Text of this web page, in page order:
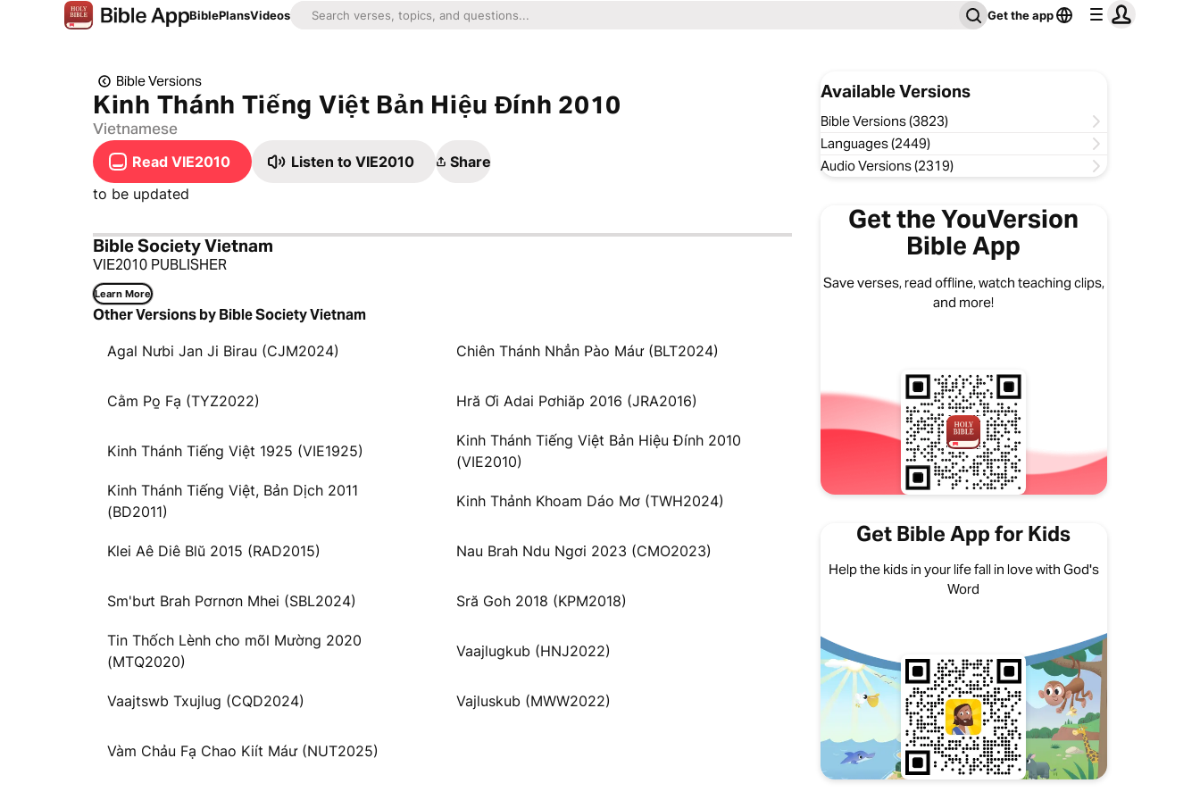
BiblePlansVideos Get the app
Bible Versions
Kinh Thánh Tiếng Việt Bản Hiệu Đính 2010
Vietnamese
Read VIE2010 Listen to VIE2010
Share
to be updated
Bible Society Vietnam
VIE2010 PUBLISHER
Learn More
Other Versions by Bible Society Vietnam
Agal Nưbi Jan Ji Birau (CJM2024) Chiên Thánh Nhẳn Pào Máư (BLT2024)
Cằm Po̱ Fạ (TYZ2022) Hră Ơi Adai Pơhiăp 2016 (JRA2016)
Kinh Thánh Tiếng Việt 1925 (VIE1925)
Kinh Thánh Tiếng Việt Bản Hiệu Đính 2010
(VIE2010)
Kinh Thánh Tiếng Việt, Bản Dịch 2011
(BD2011)
Kinh Thảnh Khoam Dáo Mơ (TWH2024)
Klei Aê Diê Blŭ 2015 (RAD2015) Nau Brah Ndu Ngơi 2023 (CMO2023)
Sm'bưt Brah Pơrnơn Mhei (SBL2024) Sră Goh 2018 (KPM2018)
Tin Thốch Lènh cho mõl Mường 2020
(MTQ2020)
Vaajlugkub (HNJ2022)
Vaajtswb Txujlug (CQD2024) Vajluskub (MWW2022)
Vàm Chảu Fạ Chao Kiít Máư (NUT2025)
Available Versions
Bible Versions (3823)
Languages (2449)
Audio Versions (2319)
Get the YouVersion
Bible App
Save verses, read offline, watch teaching clips,
and more!
Get Bible App for Kids
Help the kids in your life fall in love with God's
Word